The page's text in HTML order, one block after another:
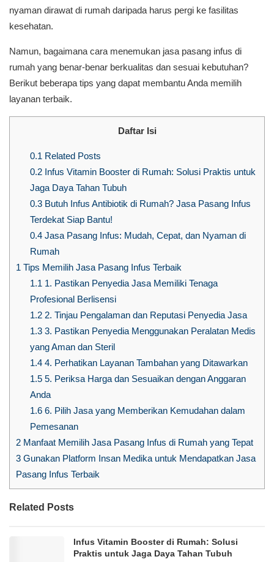
nyaman dirawat di rumah daripada harus pergi ke fasilitas
kesehatan.
Namun, bagaimana cara menemukan jasa pasang infus di
rumah yang benar-benar berkualitas dan sesuai kebutuhan?
Berikut beberapa tips yang dapat membantu Anda memilih
layanan terbaik.
Daftar Isi
0.1 Related Posts
0.2Infus Vitamin Booster di Rumah: Solusi Praktis untuk
Jaga Daya Tahan Tubuh
0.3Butuh Infus Antibiotik di Rumah? Jasa Pasang Infus
Terdekat Siap Bantu!
0.4Jasa Pasang Infus: Mudah, Cepat, dan Nyaman di
Rumah
1 Tips Memilih Jasa Pasang Infus Terbaik
1.1 1. Pastikan Penyedia Jasa Memiliki Tenaga
Profesional Berlisensi
1.22. Tinjau Pengalaman dan Reputasi Penyedia Jasa
1.33. Pastikan Penyedia Menggunakan Peralatan Medis
yang Aman dan Steril
1.44. Perhatikan Layanan Tambahan yang Ditawarkan
1.55. Periksa Harga dan Sesuaikan dengan Anggaran
Anda
1.66. Pilih Jasa yang Memberikan Kemudahan dalam
Pemesanan
2 Manfaat Memilih Jasa Pasang Infus di Rumah yang Tepat
3 Gunakan Platform Insan Medika untuk Mendapatkan Jasa
Pasang Infus Terbaik
Related Posts
Infus Vitamin Booster di Rumah: Solusi
Praktis untuk Jaga Daya Tahan Tubuh